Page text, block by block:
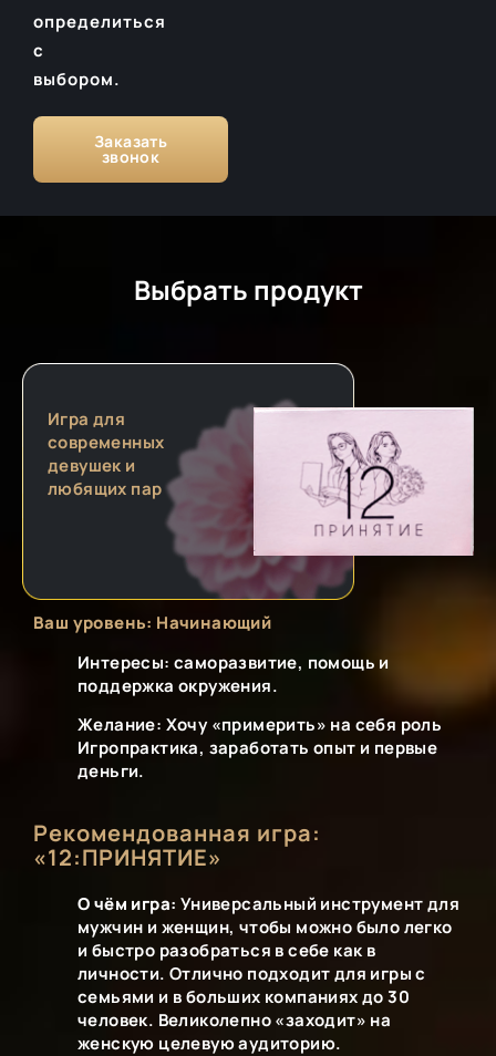
определиться
с
выбором.
Заказать
звонок
Выбрать продукт
Игра для
современных
девушек и
любящих пар
Ваш уровень: Начинающий
Интересы: саморазвитие, помощь и
поддержка окружения.
Желание: Хочу «примерить» на себя роль
Игропрактика, заработать опыт и первые
деньги.
Рекомендованная игра:
«12:ПРИНЯТИЕ»
О чём игра: Универсальный инструмент для
мужчин и женщин, чтобы можно было легко
и быстро разобраться в себе как в
личности. Отлично подходит для игры с
семьями и в больших компаниях до 30
человек. Великолепно «заходит» на
женскую целевую аудиторию.